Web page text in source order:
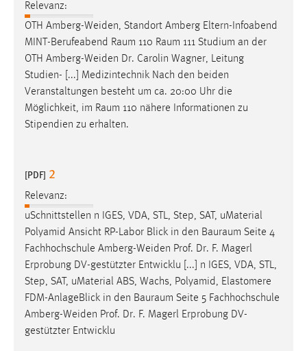
Relevanz:
OTH Amberg-Weiden, Standort Amberg Eltern-Infoabend
MINT-Berufeabend Raum 110 Raum 111 Studium an der
OTH Amberg-Weiden Dr. Carolin Wagner, Leitung
Studien- [...] Medizintechnik Nach den beiden
Veranstaltungen besteht um ca. 20:00 Uhr die
Möglichkeit, im Raum 110 nähere Informationen zu
Stipendien zu erhalten.
[PDF] 2
Relevanz:
uSchnittstellen n IGES, VDA, STL, Step, SAT, uMaterial
Polyamid Ansicht RP-Labor Blick in den Bauraum Seite 4
Fachhochschule Amberg-Weiden Prof. Dr. F. Magerl
Erprobung DV-gestützter Entwicklu [...] n IGES, VDA, STL,
Step, SAT, uMaterial ABS, Wachs, Polyamid, Elastomere
FDM-AnlageBlick in den Bauraum Seite 5 Fachhochschule
Amberg-Weiden Prof. Dr. F. Magerl Erprobung DV-
gestützter Entwicklu